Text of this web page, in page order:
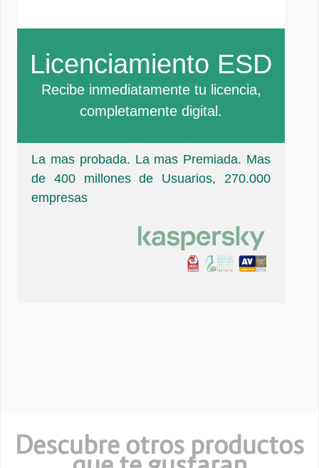
Licenciamiento ESD
Recibe inmediatamente tu licencia,
completamente digital.
La mas probada. La mas Premiada. Mas
de 400 millones de Usuarios, 270.000
empresas
Descubre otros productos